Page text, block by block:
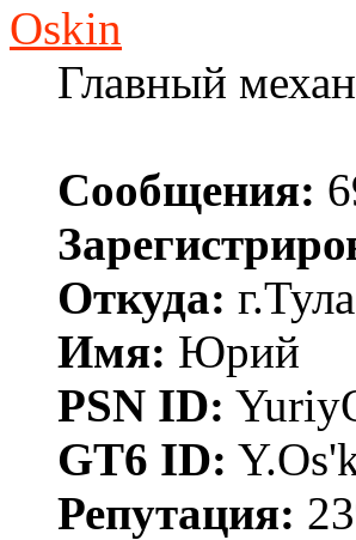
Oskin
Главный
Сообщения:
Откуда: г.Тула
Имя: Юрий
PSN ID:
GT6 ID:
Репутация: